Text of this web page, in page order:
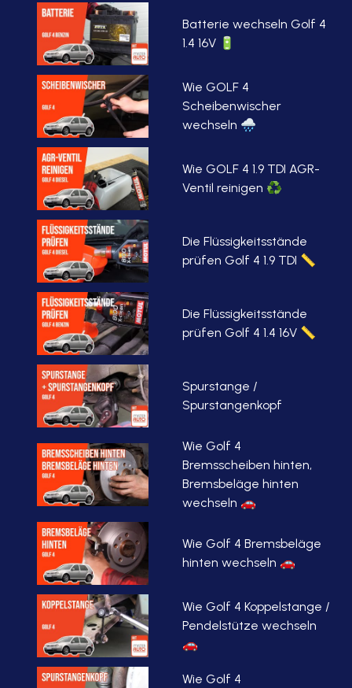
Batterie wechseln Golf 4
1.4 16V 🔋
Wie GOLF 4
Scheibenwischer
wechseln 🌧
Wie GOLF 4 1.9 TDI AGR-
Ventil reinigen ♻️
Die Flüssigkeitsstände
prüfen Golf 4 1.9 TDI 📏
Die Flüssigkeitsstände
prüfen Golf 4 1.4 16V 📏
Spurstange /
Spurstangenkopf
Wie Golf 4
Bremsscheiben hinten,
Bremsbeläge hinten
wechseln 🚗
Wie Golf 4 Bremsbeläge
hinten wechseln 🚗
Wie Golf 4 Koppelstange /
Pendelstütze wechseln
🚗
Wie Golf 4